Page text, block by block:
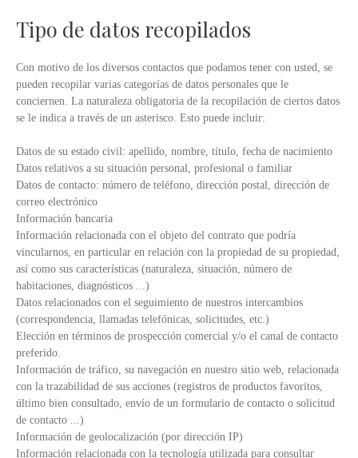
Tipo de datos recopilados
Con motivo de los diversos contactos que podamos tener con usted, se
pueden recopilar varias categorías de datos personales que le
conciernen. La naturaleza obligatoria de la recopilación de ciertos datos
se le indica a través de un asterisco. Esto puede incluir:
Datos de su estado civil: apellido, nombre, título, fecha de nacimiento
Datos relativos a su situación personal, profesional o familiar
Datos de contacto: número de teléfono, dirección postal, dirección de
correo electrónico
Información bancaria
Información relacionada con el objeto del contrato que podría
vincularnos, en particular en relación con la propiedad de su propiedad,
así como sus características (naturaleza, situación, número de
habitaciones, diagnósticos ...)
Datos relacionados con el seguimiento de nuestros intercambios
(correspondencia, llamadas telefónicas, solicitudes, etc.)
Elección en términos de prospección comercial y/o el canal de contacto
preferido.
Información de tráfico, su navegación en nuestro sitio web, relacionada
con la trazabilidad de sus acciones (registros de productos favoritos,
último bien consultado, envío de un formulario de contacto o solicitud
de contacto ...)
Información de geolocalización (por dirección IP)
Información relacionada con la tecnología utilizada para consultar